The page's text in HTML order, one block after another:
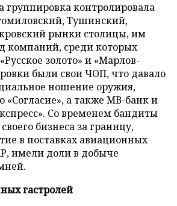
группировка контролировала
Тушинский,
рынки столицы, им
компаний, среди которых
золото» и «Марлов-
были свои ЧОП, что давало
ношение оружия,
«Согласие», а также МВ-банк и
Со временем бандиты
бизнеса за границу,
в поставках авиационных
имели доли в добыче
гастролей